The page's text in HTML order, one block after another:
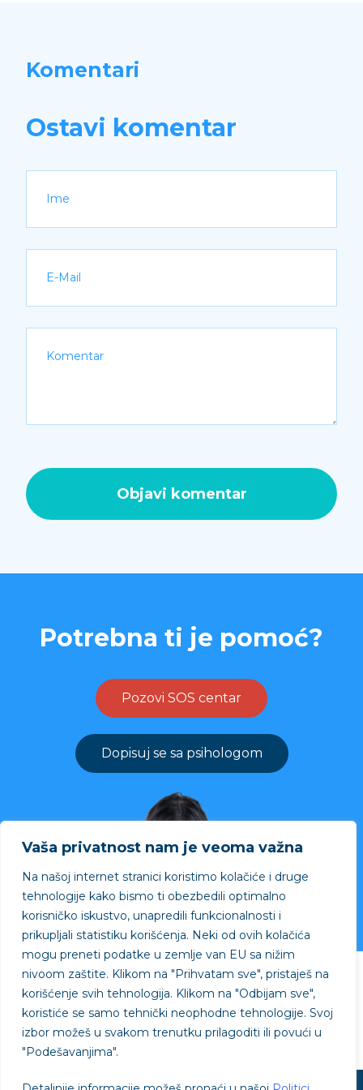
Vaša privatnost nam je veoma važna
Na našoj internet stranici koristimo kolačiće i druge
tehnologije kako bismo ti obezbedili optimalno
korisničko iskustvo, unapredili funkcionalnosti i
prikupljali statistiku korišćenja. Neki od ovih kolačića
mogu preneti podatke u zemlje van EU sa nižim
nivoom zaštite. Klikom na "Prihvatam sve", pristaješ na
korišćenje svih tehnologija. Klikom na "Odbijam sve",
koristiće se samo tehnički neophodne tehnologije. Svoj
izbor možeš u svakom trenutku prilagoditi ili povući u
"Podešavanjima".
Komentari
Ostavi komentar
Potrebna ti je pomoć?
Pozovi SOS centar
Dopisuj se sa psihologom
Projekat podržao